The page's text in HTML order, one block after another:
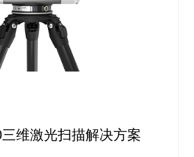
维激光扫描解决方案